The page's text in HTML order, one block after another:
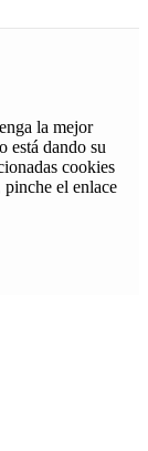
la mejor
está dando su
cookies
pinche el enlace